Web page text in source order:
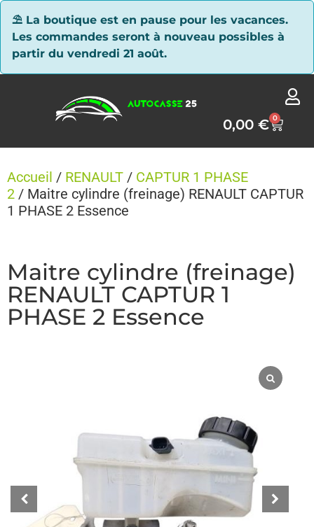
⛱ La boutique est en pause pour les vacances.
Les commandes seront à nouveau possibles à
partir du vendredi 21 août.
0,00€ 0
Accueil / RENAULT / CAPTUR 1 PHASE
2 / Maitre cylindre (freinage) RENAULT CAPTUR
1 PHASE 2 Essence
Maitre cylindre (freinage)
RENAULT CAPTUR 1
PHASE 2 Essence
Panneau de gestion des cookies